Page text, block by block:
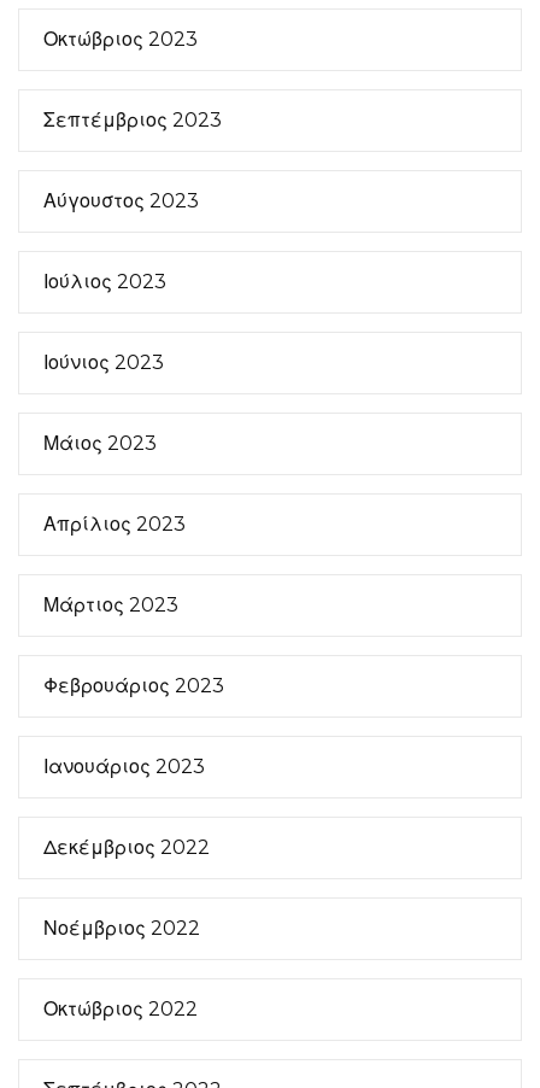
Οκτώβριος 2023
Σεπτέμβριος 2023
Αύγουστος 2023
Ιούλιος 2023
Ιούνιος 2023
Μάιος 2023
Απρίλιος 2023
Μάρτιος 2023
Φεβρουάριος 2023
Ιανουάριος 2023
Δεκέμβριος 2022
Νοέμβριος 2022
Οκτώβριος 2022